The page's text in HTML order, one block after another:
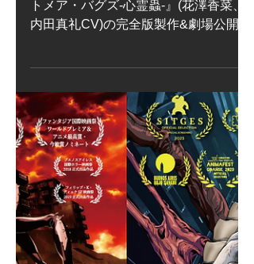
の新作クラウドファ
トメア・バグズ-心霊蟲-』(花澤香菜、
内田真礼CV)の完全版製作&劇場公開・
応援クラウドファンディングですが、
新たなリターン特典が発表されまし
た。 https://motion-
gallery.net/projects/nightmarebugs 《新
たなリターン特典》 〇アニメキャラと
して本編出演 〇モブシーン出演 〇ガヤ
で参加 〇声優で参加(※男性は品切。